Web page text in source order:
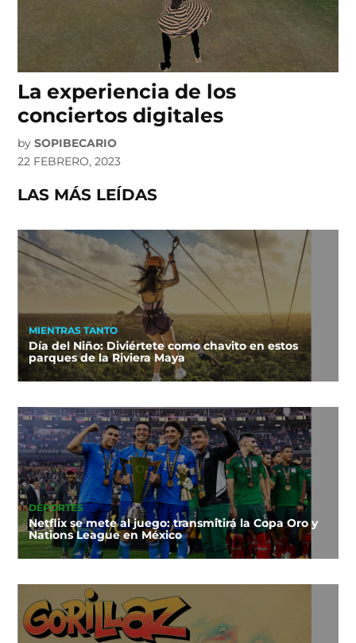
La experiencia de los
conciertos digitales
by SOPIBECARIO
22 FEBRERO, 2023
LAS MÁS LEÍDAS
MIENTRAS TANTO
Día del Niño: Diviértete como chavito en estos
parques de la Riviera Maya
DEPORTES
Netflix se mete al juego: transmitirá la Copa Oro y
Nations League en México